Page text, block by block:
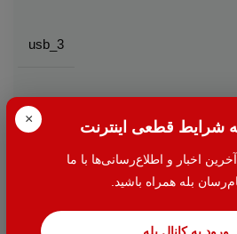
× شرایط قطعی اینترنت
اخبار و اطلاع‌رسانی‌ها با ما
بله همراه باشید.
ورود به کانال بله
usb_3
نوشته نشده است.
را ارسال می کنید برای “توکن